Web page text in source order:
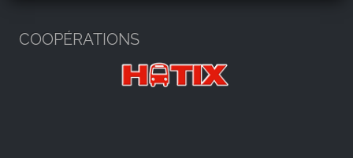
COOPÉRATIONS